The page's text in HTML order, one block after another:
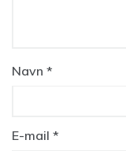
Navn *
E-mail *